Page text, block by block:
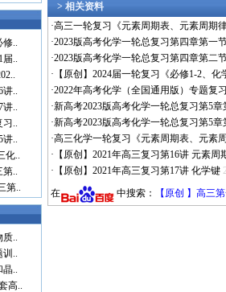
修..
届..
讲..
讲..
习..
讲..
化..
第..
第..
质..
训..
晶..
高..
> 相关资料
·高三一轮复习《元素周期表、元素周期
·2023版高考化学一轮总复习第四章第一
·2023版高考化学一轮总复习第四章第二
· 【原创】2024届一轮复习《必修1-2、
·2022年高考化学（全国通用版）专题复
·新高考2023版高考化学一轮总复习第5
·新高考2023版高考化学一轮总复习第5
·高三化学一轮复习《元素周期表、元素
· 【原创】2021年高三复习第16讲 元素
· 【原创】2021年高三复习第17讲 化学键
在
中搜索： 【原创 】高三